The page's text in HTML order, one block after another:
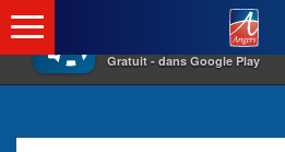
×
Gratuit - dans Google Play